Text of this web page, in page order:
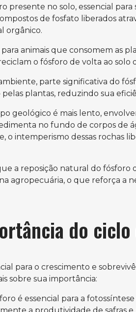
presente no solo, essencial
de fosfato liberados
orgânico.
animais que consomem as
o fósforo de volta ao solo
parte significativa do
pelas plantas, reduzindo sua
geológico é mais lento,
no fundo de corpos de
o intemperismo dessas rochas
a reposição natural do
agropecuária, o que reforça a
do
para o crescimento e
sobre sua importância:
é essencial para a